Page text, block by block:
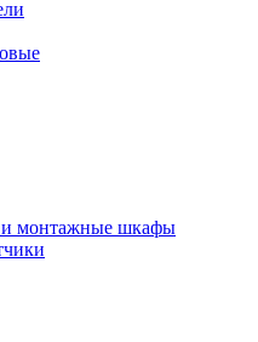
и монтажные шкафы